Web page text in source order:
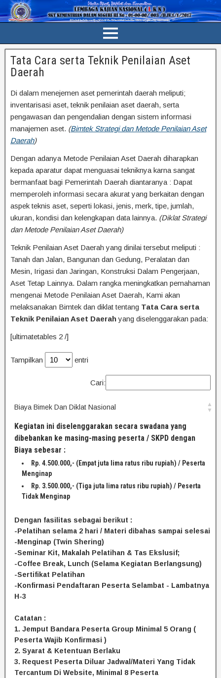
Tata Cara serta Teknik Penilaian Aset
Daerah
Di dalam menejemen aset pemerintah daerah meliputi;
inventarisasi aset, teknik penilaian aset daerah, serta
pengawasan dan pengendalian dengan sistem informasi
manajemen aset. (Bimtek Strategi dan Metode Penilaian Aset
Daerah)
Dengan adanya Metode Penilaian Aset Daerah diharapkan
kepada aparatur dapat menguasai tekniknya karna sangat
bermanfaat bagi Pemerintah Daerah diantaranya : Dapat
memperoleh informasi secara akurat yang berkaitan dengan
aspek teknis aset, seperti lokasi, jenis, merk, tipe, jumlah,
ukuran, kondisi dan kelengkapan data lainnya. (Diklat Strategi
dan Metode Penilaian Aset Daerah)
Teknik Penilaian Aset Daerah yang dinilai tersebut meliputi :
Tanah dan Jalan, Bangunan dan Gedung, Peralatan dan
Mesin, Irigasi dan Jaringan, Konstruksi Dalam Pengerjaan,
Aset Tetap Lainnya. Dalam rangka meningkatkan pemahaman
mengenai Metode Penilaian Aset Daerah, Kami akan
melaksanakan Bimtek dan diklat tentang Tata Cara serta
Teknik Penilaian Aset Daerahyang diselenggarakan pada:
[ultimatetables 2 /]
Tampilkan entri
Cari:
Biaya Bimek Dan Diklat Nasional
Kegiatan ini diselenggarakan secara swadana yang
dibebankan ke masing-masing peserta / SKPD dengan
Biaya sebesar :
Rp. 4.500.000,- (Empat juta lima ratus ribu rupiah) / Peserta
Menginap
Rp. 3.500.000,- (Tiga juta lima ratus ribu rupiah) / Peserta
Tidak Menginap
Dengan fasilitas sebagai berikut :
-Pelatihan selama 2 hari / Materi dibahas sampai selesai
-Menginap (Twin Shering)
-Seminar Kit, Makalah Pelatihan & Tas Ekslusif;
-Coffee Break, Lunch (Selama Kegiatan Berlangsung)
-Sertifikat Pelatihan
-Konfirmasi Pendaftaran Peserta Selambat - Lambatnya
H-3
Catatan :
1. Jemput Bandara Peserta Group Minimal 5 Orang (
Peserta Wajib Konfirmasi )
2. Syarat & Ketentuan Berlaku
3. Request Peserta Diluar Jadwal/Materi Yang Tidak
Tercantum Di Website, Minimal 8 Peserta